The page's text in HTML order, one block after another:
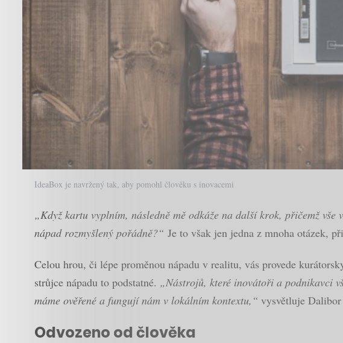
IdeaBox je navržený tak, aby pomohl člověku s inovacemi
„Když kartu vyplním, následně mě odkáže na další krok, přičemž
nápad rozmyšlený pořádně?“ Je to však jen jedna z mnoha otázek,
Celou hrou, či lépe proměnou nápadu v realitu, vás provede
strůjce nápadu to podstatné. „Nástrojů, které inovátoři a podnikavci
máme ověřené a fungují nám v lokálním kontextu,“ vysvětluje
Odvozeno od člověka